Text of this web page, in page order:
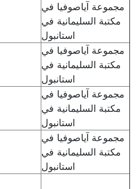
مجموعة آياصوفيا في
مكتبة السليمانية في
استانبول
مجموعة آياصوفيا في
مكتبة السليمانية في
استانبول
مجموعة آياصوفيا في
مكتبة السليمانية في
استانبول
مجموعة آياصوفيا في
مكتبة السليمانية في
استانبول